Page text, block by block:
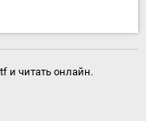
и читать онлайн.